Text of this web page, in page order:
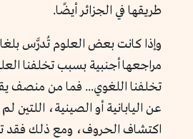
طريقها في الجزائر أيضًا.
وإذا كانت بعض العلوم تُدرَّس
مراجعها أجنبية بسبب تخلفنا
تخلفنا اللغوي... فما من منصف
عن اليابانية أو الصينية، اللتين
اكتشاف الحروف، ومع ذلك فقد